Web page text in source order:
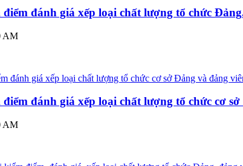
đánh giá xếp loại chất lượng tổ chức
AM
đánh giá xếp loại chất lượng tổ chức cơ
AM